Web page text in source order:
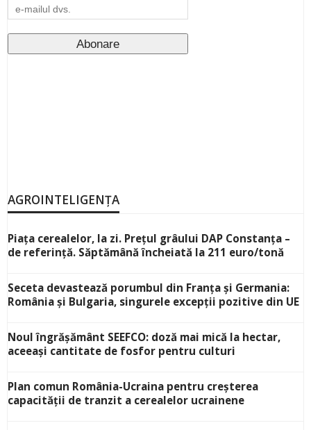
AGROINTELIGENȚA
Piața cerealelor, la zi. Prețul grâului DAP Constanța –
de referință. Săptămână încheiată la 211 euro/tonă
Seceta devastează porumbul din Franța și Germania:
România și Bulgaria, singurele excepții pozitive din UE
Noul îngrășământ SEEFCO: doză mai mică la hectar,
aceeași cantitate de fosfor pentru culturi
Plan comun România-Ucraina pentru creșterea
capacității de tranzit a cerealelor ucrainene